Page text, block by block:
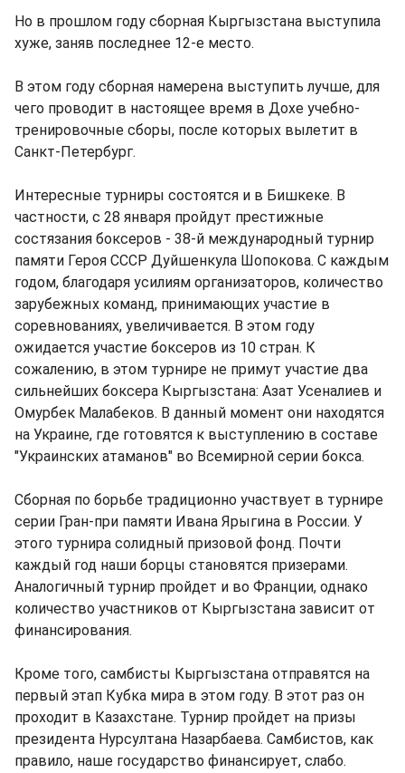
Но в прошлом году сборная Кыргызстана выступила
хуже, заняв последнее 12-е место.
В этом году сборная намерена выступить лучше, для
чего проводит в настоящее время в Дохе учебно-
тренировочные сборы, после которых вылетит в
Санкт-Петербург.
Интересные турниры состоятся и в Бишкеке. В
частности, с 28 января пройдут престижные
состязания боксеров - 38-й международный турнир
памяти Героя СССР Дуйшенкула Шопокова. С каждым
годом, благодаря усилиям организаторов, количество
зарубежных команд, принимающих участие в
соревнованиях, увеличивается. В этом году
ожидается участие боксеров из 10 стран. К
сожалению, в этом турнире не примут участие два
сильнейших боксера Кыргызстана: Азат Усеналиев и
Омурбек Малабеков. В данный момент они находятся
на Украине, где готовятся к выступлению в составе
"Украинских атаманов" во Всемирной серии бокса.
Сборная по борьбе традиционно участвует в турнире
серии Гран-при памяти Ивана Ярыгина в России. У
этого турнира солидный призовой фонд. Почти
каждый год наши борцы становятся призерами.
Аналогичный турнир пройдет и во Франции, однако
количество участников от Кыргызстана зависит от
финансирования.
Кроме того, самбисты Кыргызстана отправятся на
первый этап Кубка мира в этом году. В этот раз он
проходит в Казахстане. Турнир пройдет на призы
президента Нурсултана Назарбаева. Самбистов, как
правило, наше государство финансирует, слабо.